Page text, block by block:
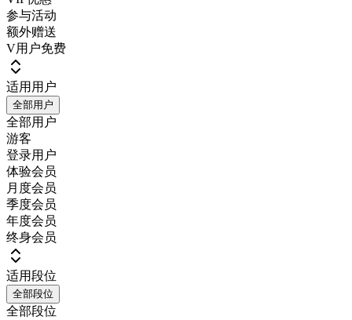
参与活动
额外赠送
V用户免费
适用用户
全部用户
全部用户
游客
登录用户
体验会员
月度会员
季度会员
年度会员
终身会员
适用段位
全部段位
全部段位